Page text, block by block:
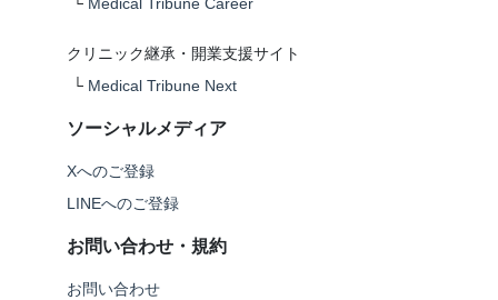
クリニック継承・開業支援サイト
└ Medical Tribune Next
ソーシャルメディア
Xへのご登録
LINEへのご登録
お問い合わせ・規約
お問い合わせ